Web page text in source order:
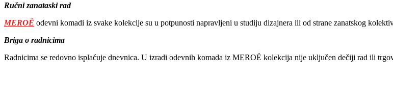
Ručni zanataski rad
MEROË odevni komadi iz svake kolekcije su u potpunosti napravljeni u studiju dizajnera ili od strane zanatskog
Briga o radnicima
Radnicima se redovno isplaćuje dnevnica. U izradi odevnih komada iz MEROË kolekcija nije uključen dečiji rad ili